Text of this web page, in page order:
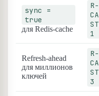
sync =
true
для Redis-cache
R-
1
Refresh-ahead
для миллионов
ключей
R-
3